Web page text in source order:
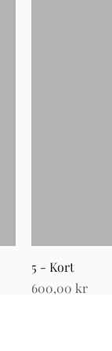
5 - Kort
Pris
600,00 kr